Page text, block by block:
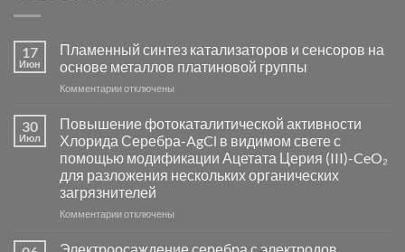
17
Июн
Пламенный синтез катализаторов и сенсоров на
основе металлов платиновой группы
Комментариик
Пламенный
синтез
катализаторов
и
сенсоров
на
основе
отключены
30
Июл
Повышение фотокаталитической активности
Хлорида Серебра-AgCl в видимом свете с
помощью модификации Ацетата Церия (III)-CeO₂
для разложения нескольких органических
загрязнителей
Комментариикотключены